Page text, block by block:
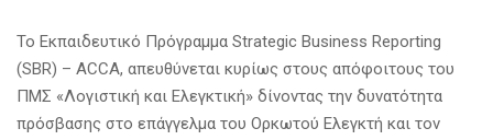
To Εκπαιδευτικό Πρόγραμμα Strategic Business Reporting
(SBR) – ACCA, απευθύνεται κυρίως στους απόφοιτους του
ΠΜΣ «Λογιστική και Ελεγκτική» δίνοντας την δυνατότητα
πρόσβασης στο επάγγελμα του Ορκωτού Ελεγκτή και τον